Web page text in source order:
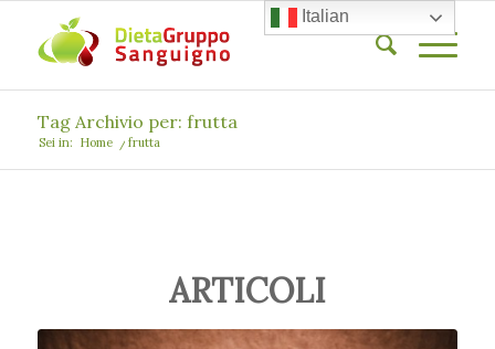
Tag Archivio per: frutta
Sei in: Home / frutta
ARTICOLI
Italian